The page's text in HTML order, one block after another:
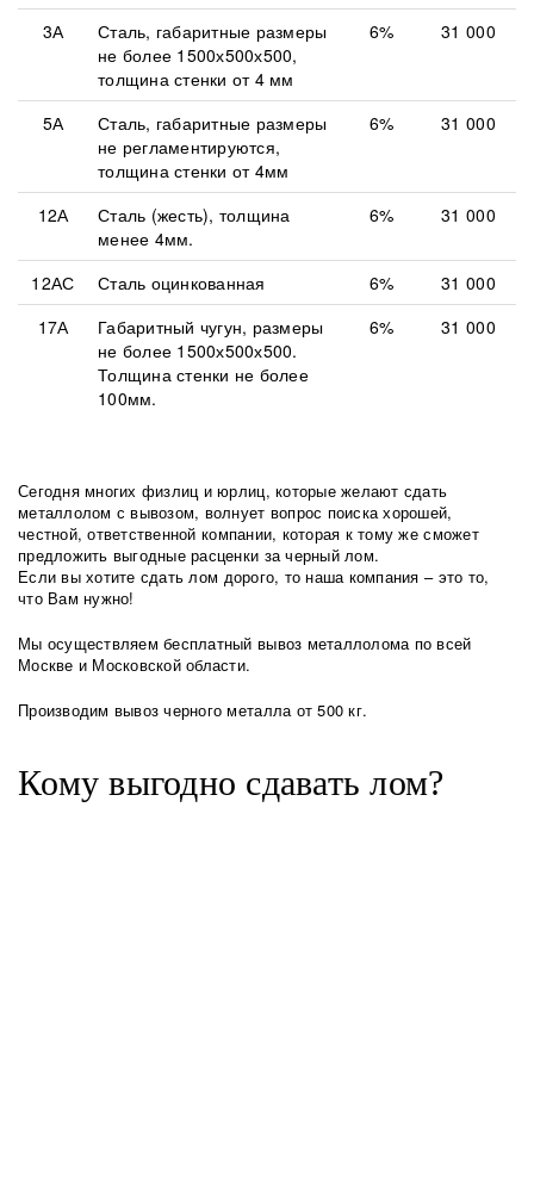
3А
Сталь, габаритные размеры
не более 1500х500х500,
толщина стенки от 4 мм
6% 31 000
5А
Сталь, габаритные размеры
не регламентируются,
толщина стенки от 4мм
6% 31 000
12А
Сталь (жесть), толщина
менее 4мм.
6% 31 000
12АС Сталь оцинкованная 6%
31 000
17А
Габаритный чугун, размеры
не более 1500х500х500.
Толщина стенки не более
100мм.
6% 31 000
Сегодня многих физлиц и юрлиц, которые желают сдать
металлолом с вывозом, волнует вопрос поиска хорошей,
честной, ответственной компании, которая к тому же сможет
предложить выгодные расценки за черный лом.
Если вы хотите сдать лом дорого, то наша компания – это то,
что Вам нужно!
Мы осуществляем бесплатный вывоз металлолома по всей
Москве и Московской области.
Производим вывоз черного металла от 500 кг.
Кому выгодно сдавать лом?